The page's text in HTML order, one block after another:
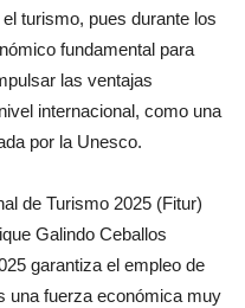
turismo, pues durante los
fundamental para
las ventajas
internacional, como una
por la Unesco.
de Turismo 2025 (Fitur)
Galindo Ceballos
garantiza el empleo de
una fuerza económica muy